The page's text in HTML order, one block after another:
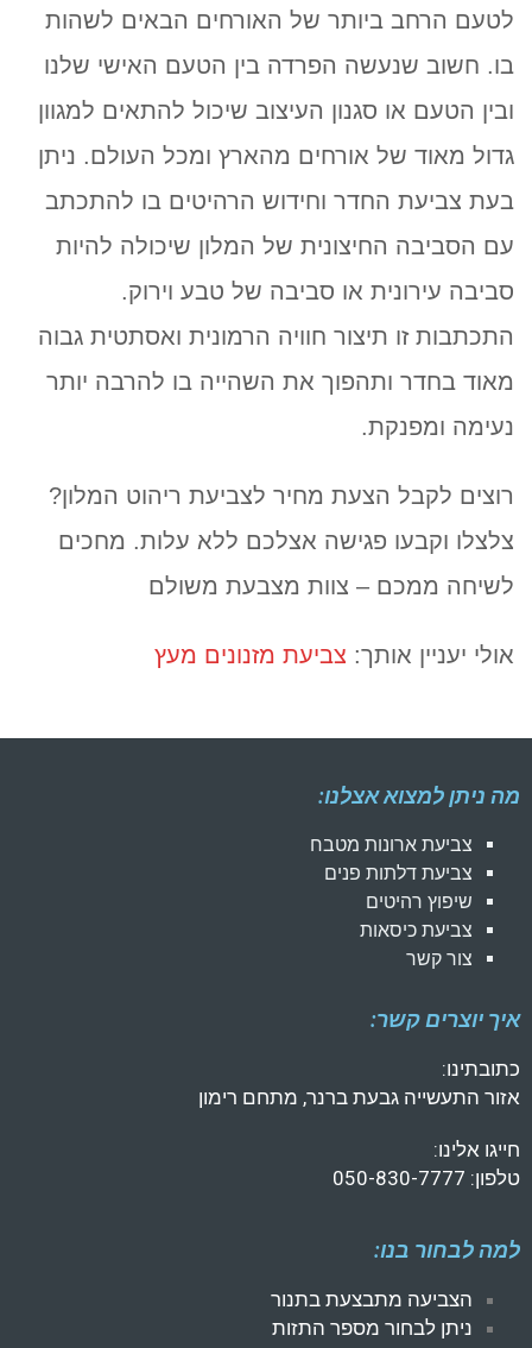
לטעם הרחב ביותר של האורחים הבאים לשהות
בו. חשוב שנעשה הפרדה בין הטעם האישי שלנו
ובין הטעם או סגנון העיצוב שיכול להתאים למגוון
גדול מאוד של אורחים מהארץ ומכל העולם. ניתן
בעת צביעת החדר וחידוש הרהיטים בו להתכתב
עם הסביבה החיצונית של המלון שיכולה להיות
סביבה עירונית או סביבה של טבע וירוק.
התכתבות זו תיצור חוויה הרמונית ואסתטית גבוה
מאוד בחדר ותהפוך את השהייה בו להרבה יותר
נעימה ומפנקת.
רוצים לקבל הצעת מחיר לצביעת ריהוט המלון?
צלצלו וקבעו פגישה אצלכם ללא עלות. מחכים
לשיחה ממכם – צוות מצבעת משולם
אולי יעניין אותך: צביעת מזנונים מעץ
מה ניתן למצוא אצלנו:
צביעת ארונות מטבח
צביעת דלתות פנים
שיפוץ רהיטים
צביעת כיסאות
צור קשר
איך יוצרים קשר:
כתובתינו:
אזור התעשייה גבעת ברנר, מתחם רימון
חייגו אלינו:
טלפון: 050-830-7777
למה לבחור בנו:
הצביעה מתבצעת בתנור
ניתן לבחור מספר התזות